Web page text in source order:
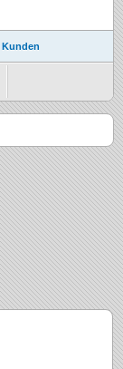
Kunden